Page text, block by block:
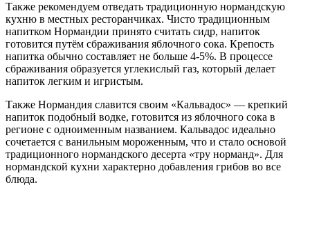
Также рекомендуем отведать традиционную нормандскую
кухню в местных ресторанчиках. Чисто традиционным
напитком Нормандии принято считать сидр, напиток
готовится путём сбраживания яблочного сока. Крепость
напитка обычно составляет не больше 4-5%. В процессе
сбраживания образуется углекислый газ, который делает
напиток легким и игристым.
Также Нормандия славится своим «Кальвадос» — крепкий
напиток подобный водке, готовится из яблочного сока в
регионе с одноименным названием. Кальвадос идеально
сочетается с ванильным мороженным, что и стало основой
традиционного нормандского десерта «тру норманд». Для
нормандской кухни характерно добавления грибов во все
блюда.